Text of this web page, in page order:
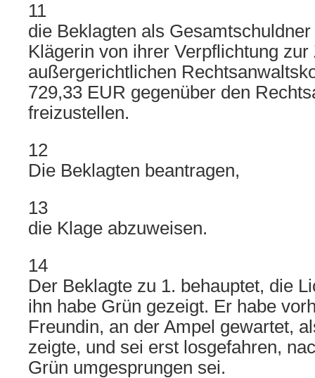
11
die Beklagten als
Klägerin von ihrer Verpflichtung zur
außergerichtlichen
729,33 EUR gegenüber den
freizustellen.
12
Die Beklagten beantragen,
13
die Klage abzuweisen.
14
Der Beklagte zu 1. behauptet, die
ihn habe Grün gezeigt. Er habe
Freundin, an der Ampel gewartet,
zeigte, und sei erst losgefahren,
Grün umgesprungen sei.